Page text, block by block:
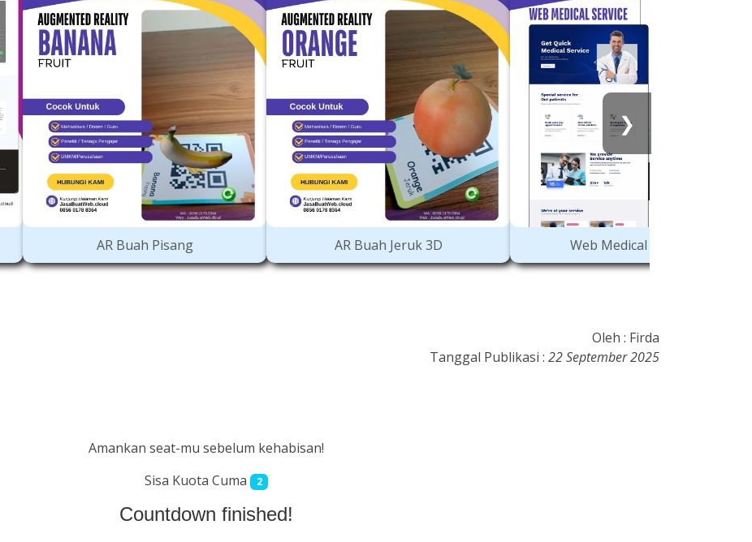
❯
AR Buah Jeruk 3D Web Medical Service AR Buah Apel 3D
Oleh : Firda
Tanggal Publikasi : 22 September 2025
Amankan seat-mu sebelum kehabisan!
Sisa Kuota Cuma
2
Countdown finished!